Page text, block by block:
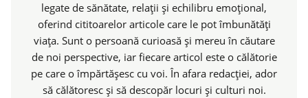
legate de sănătate, relații și echilibru emoțional,
oferind cititoarelor articole care le pot îmbunătăți
viața. Sunt o persoană curioasă și mereu în căutare
de noi perspective, iar fiecare articol este o călătorie
pe care o împărtășesc cu voi. În afara redacției, ador
să călătoresc și să descopăr locuri și culturi noi.